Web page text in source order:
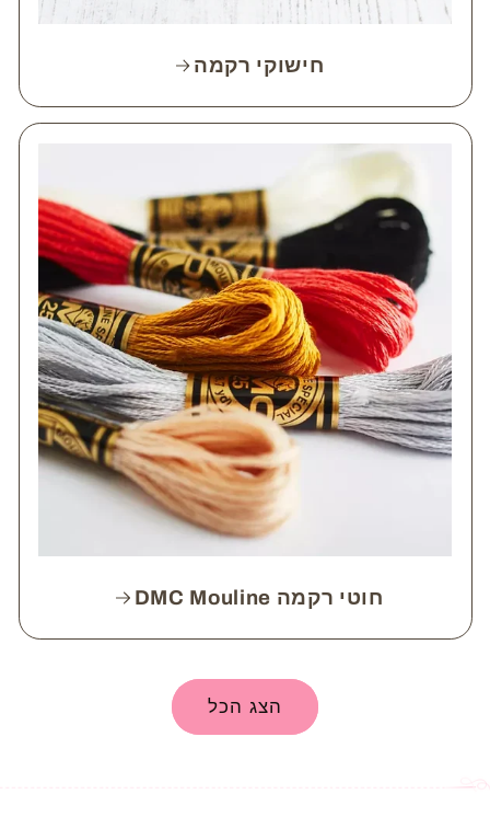
חישוקי רקמה
חוטי רקמה DMC Mouline
הצג הכל